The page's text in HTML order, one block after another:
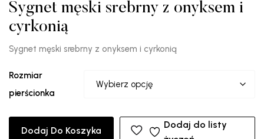
Sygnet męski srebrny z onyksem i
cyrkonią
Sygnet męski srebrny z onyksem i cyrkonią
Rozmiar
pierścionka
Dodaj Do Koszyka
Dodaj do listy